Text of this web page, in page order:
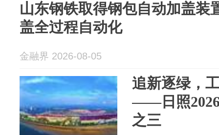
山东钢铁取得钢包自动加盖装
盖全过程自动化
金融界 2026-08-05
追新逐绿，
——日照2026
之三